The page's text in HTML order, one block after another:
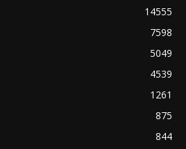
14555
7598
5049
4539
1261
875
844